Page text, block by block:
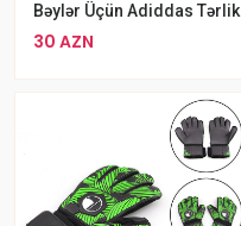
Bəylər Üçün Adiddas Tərlik
30 AZN